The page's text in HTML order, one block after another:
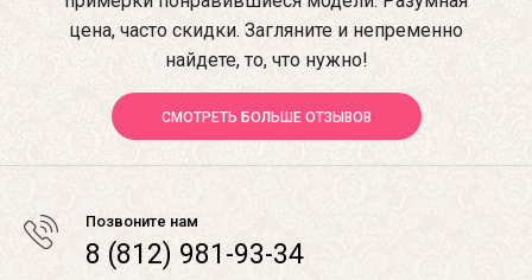
цена, часто скидки. Загляните и непременно
найдете, то, что нужно!
СМОТРЕТЬ БОЛЬШЕ ОТЗЫВОВ
Позвоните нам
8 (812) 981-93-34